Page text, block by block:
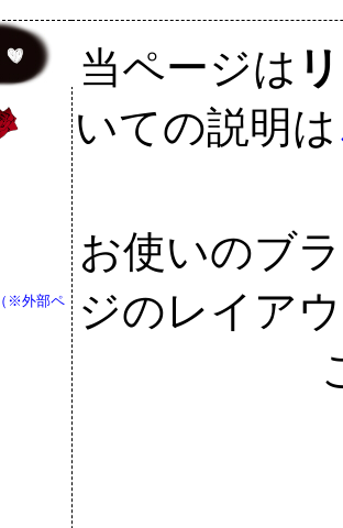
（※外部ペ
当ページは
いての説明は
お使いのブ
ジのレイア